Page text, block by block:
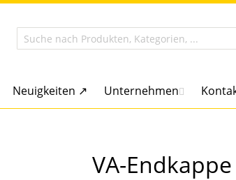
Neuigkeiten ↗ Unternehmen
VA-